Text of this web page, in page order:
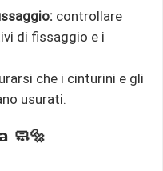
controllare
di fissaggio e i
che i cinturini e gli
usurati.
🧼🔩